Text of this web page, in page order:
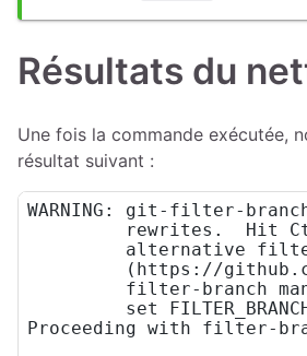
Résultats du
Une fois la commande exécutée,
résultat suivant :
WARNING: git-filter-
Proceeding with filter-